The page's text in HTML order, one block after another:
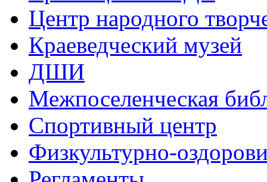
Центр народного
Краеведческий музей
ДШИ
Межпоселенческая
Спортивный центр
Физкультурно-